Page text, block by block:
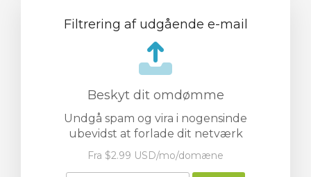
Filtrering af udgående e-mail
Beskyt dit omdømme
Undgå spam og vira i nogensinde
ubevidst at forlade dit netværk
Fra $2.99 USD/mo/domæne